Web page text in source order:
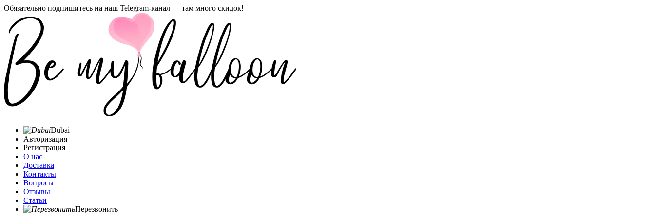
Обязательно подпишитесь на наш Telegram-канал — там много скидок!
Dubai
Авторизация
Регистрация
О нас
Доставка
Контакты
Вопросы
Отзывы
Статьи
Перезвонить